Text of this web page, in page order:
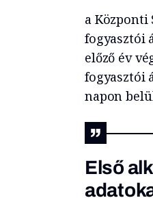
a Központi
fogyasztói
előző év
fogyasztói
napon
Első